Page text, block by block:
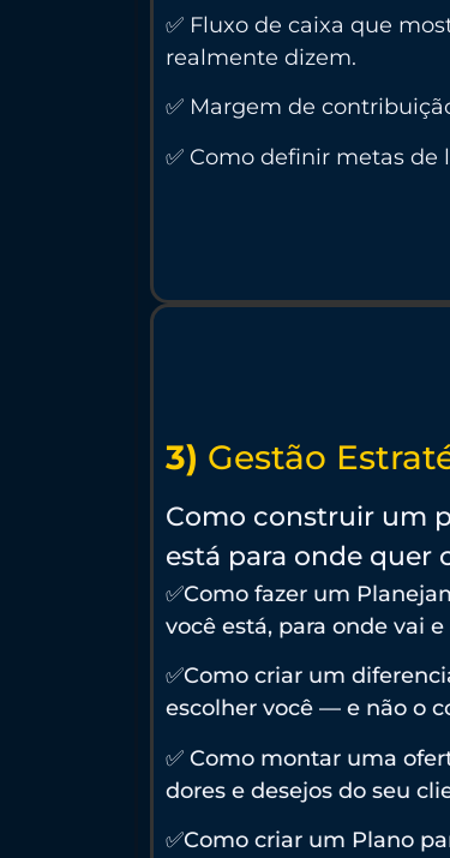
✅ Fluxo de caixa que
realmente dizem.
✅ Margem de
✅ Como definir metas de
3) Gestão
Como construir um
está para onde quer
✅Como fazer um
você está, para onde vai
✅Como criar um
escolher você — e não o
✅ Como montar uma
dores e desejos do seu
✅Como criar um Plano